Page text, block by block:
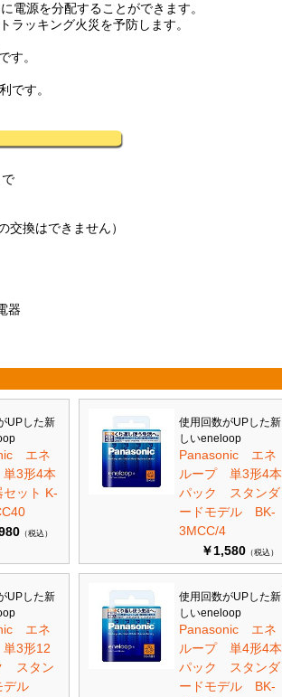
電源を分配することができます。
ラッキング火災を予防します。
す。
です。
換はできません）
器
UPした新
エネ
3形4本
ット K-
（税込）
使用回数がUPした新
しいeneloop
Panasonic エネ
ループ 単3形4本
パック スタンダ
ードモデル BK-
3MCC/4
￥1,580 （税込）
UPした新
エネ
3形12
スタン
デル
使用回数がUPした新
しいeneloop
Panasonic エネ
ループ 単4形4本
パック スタンダ
ードモデル BK-